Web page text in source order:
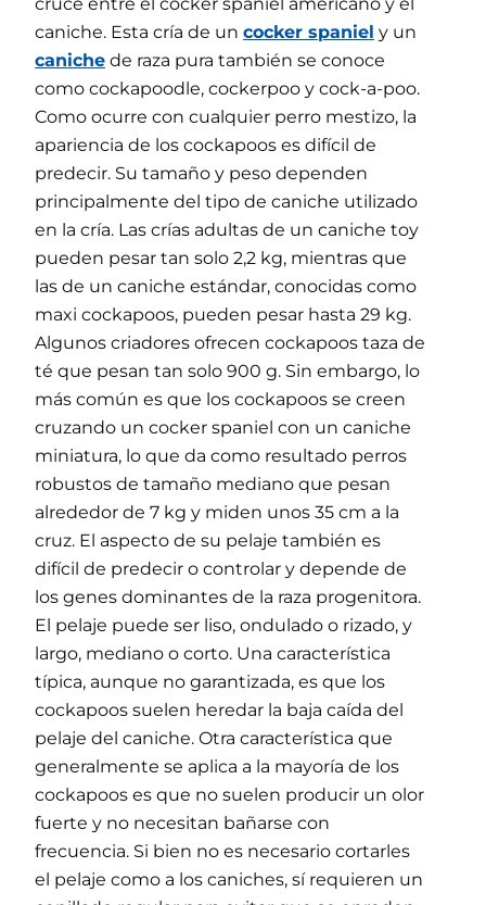
caniche. Esta cría de un cocker spaniel y un
caniche de raza pura también se conoce
como cockapoodle, cockerpoo y cock-a-poo.
Como ocurre con cualquier perro mestizo, la
apariencia de los cockapoos es difícil de
predecir. Su tamaño y peso dependen
principalmente del tipo de caniche utilizado
en la cría. Las crías adultas de un caniche toy
pueden pesar tan solo 2,2 kg, mientras que
las de un caniche estándar, conocidas como
maxi cockapoos, pueden pesar hasta 29 kg.
Algunos criadores ofrecen cockapoos taza de
té que pesan tan solo 900 g. Sin embargo, lo
más común es que los cockapoos se creen
cruzando un cocker spaniel con un caniche
miniatura, lo que da como resultado perros
robustos de tamaño mediano que pesan
alrededor de 7 kg y miden unos 35 cm a la
cruz. El aspecto de su pelaje también es
difícil de predecir o controlar y depende de
los genes dominantes de la raza progenitora.
El pelaje puede ser liso, ondulado o rizado, y
largo, mediano o corto. Una característica
típica, aunque no garantizada, es que los
cockapoos suelen heredar la baja caída del
pelaje del caniche. Otra característica que
generalmente se aplica a la mayoría de los
cockapoos es que no suelen producir un olor
fuerte y no necesitan bañarse con
frecuencia. Si bien no es necesario cortarles
el pelaje como a los caniches, sí requieren un